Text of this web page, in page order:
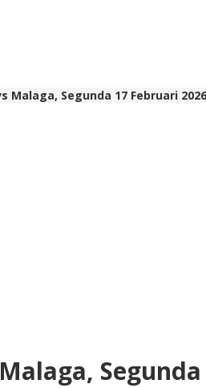
Malaga, Segunda 17 Februari 2026